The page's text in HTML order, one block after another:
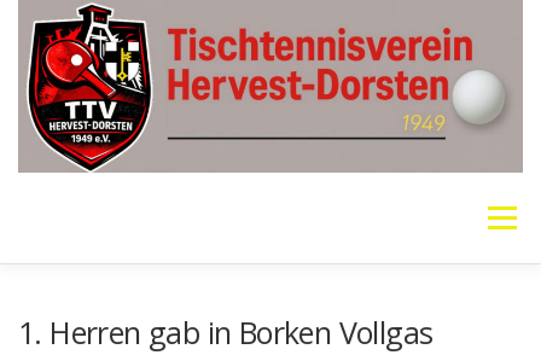
Inhalt
springen
Menü
1. Herren gab in Borken Vollgas